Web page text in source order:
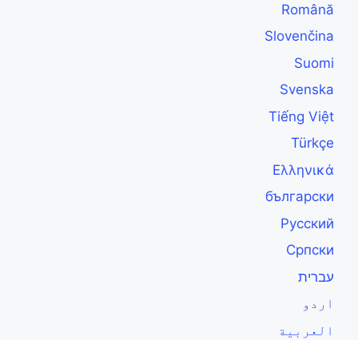
Română
Slovenčina
Suomi
Svenska
Tiếng Việt
Türkçe
Ελληνικά
български
Русский
Српски
עברית
اردو
العربية